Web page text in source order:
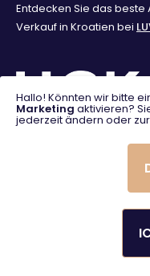
Entdecken Sie das beste
Verkauf in Kroatien bei
©
Hallo! Könnten wir bitte
Marketing aktivieren?
jederzeit ändern oder